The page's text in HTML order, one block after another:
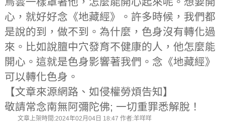
心，就好好念《地藏經》。許多時候，我們都
是說的到，做不到。為什麼，色身沒有轉化過
來。比如說膻中穴發育不健康的人，他怎麼能
開心。這就是色身影響著我們。念《地藏經》
可以轉化色身。
【文章來源網路、如侵權勞煩告知】
敬請常念南無阿彌陀佛; 一切重罪悉解脫！
文章上架時間:2024年02月04日 18:47 作者:羊咩咩